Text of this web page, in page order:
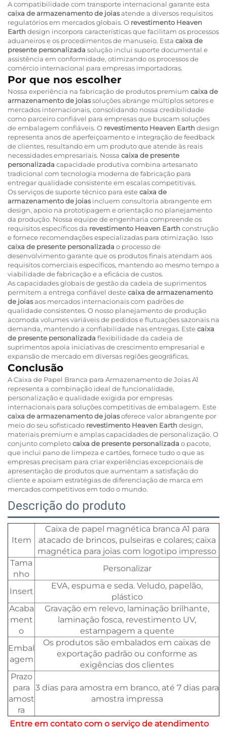
A compatibilidade com transporte internacional garante esta
caixa de armazenamento de joiasatende a diversos requisitos
regulatórios em mercados globais. O revestimento Heaven
Earth design incorpora características que facilitam os processos
aduaneiros e os procedimentos de manuseio. Esta caixa de
presente personalizada solução inclui suporte documental e
assistência em conformidade, otimizando os processos de
comércio internacional para empresas importadoras.
Por que nos escolher
Nossa experiência na fabricação de produtos premium caixa de
armazenamento de joiassoluções abrange múltiplos setores e
mercados internacionais, consolidando nossa credibilidade
como parceiro confiável para empresas que buscam soluções
de embalagem confiáveis. O revestimento Heaven Earth design
representa anos de aperfeiçoamento e integração de feedback
de clientes, resultando em um produto que atende às reais
necessidades empresariais. Nossa caixa de presente
personalizada capacidade produtiva combina artesanato
tradicional com tecnologia moderna de fabricação para
entregar qualidade consistente em escalas competitivas.
Os serviços de suporte técnico para estecaixa de
armazenamento de joiasincluem consultoria abrangente em
design, apoio na prototipagem e orientação no planejamento
da produção. Nossa equipe de engenharia compreende os
requisitos específicos da revestimento Heaven Earth construção
e fornece recomendações especializadas para otimização. Isso
caixa de presente personalizada o processo de
desenvolvimento garante que os produtos finais atendam aos
requisitos comerciais específicos, mantendo ao mesmo tempo a
viabilidade de fabricação e a eficácia de custos.
As capacidades globais de gestão da cadeia de suprimentos
permitem a entrega confiável destecaixa de armazenamento
de joiasaos mercados internacionais com padrões de
qualidade consistentes. O nosso planejamento de produção
acomoda volumes variáveis de pedidos e flutuações sazonais na
demanda, mantendo a confiabilidade nas entregas. Estecaixa
de presente personalizada flexibilidade da cadeia de
suprimentos apoia iniciativas de crescimento empresarial e
expansão de mercado em diversas regiões geográficas.
Conclusão
A Caixa de Papel Branca para Armazenamento de Joias A1
representa a combinação ideal de funcionalidade,
personalização e qualidade exigida por empresas
internacionais para soluções competitivas de embalagem. Este
caixa de armazenamento de joiasoferece valor abrangente por
meio do seu sofisticado revestimento Heaven Earth design,
materiais premium e amplas capacidades de personalização. O
conjunto completocaixa de presente personalizada o pacote,
que inclui pano de limpeza e cartões, fornece tudo o que as
empresas precisam para criar experiências excepcionais de
apresentação de produtos que aumentam a satisfação do
cliente e apoiam estratégias de diferenciação de marca em
mercados competitivos em todo o mundo.
Descrição do produto
Item
Caixa de papel magnética branca A1 para
atacado de brincos, pulseiras e colares; caixa
magnética para joias com logotipo impresso
Tama
nho
Personalizar
Insert
EVA, espuma e seda. Veludo, papelão,
plástico
Acaba
ment
o
Gravação em relevo, laminação brilhante,
laminação fosca, revestimento UV,
estampagem a quente
Embal
agem
Os produtos são embalados em caixas de
exportação padrão ou conforme as
exigências dos clientes
Prazo
para
amost
ra
3 dias para amostra em branco, até 7 dias para
amostra impressa
Entre em contato com o serviço de atendimento